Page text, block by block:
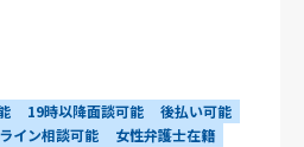
19時以降面談可能
後払い可能
イン相談可能
女性弁護士在籍